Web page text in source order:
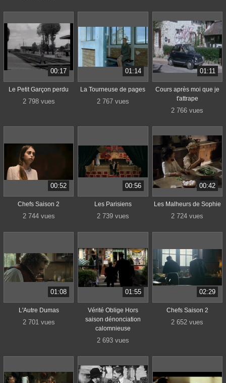
00:17
Le Petit Garçon perdu
2 798 vues
01:14
La Tourneuse de pages
2 767 vues
01:11
Cours après moi que je
t'attrape
2 766 vues
00:52
Chefs Saison 2
2 744 vues
00:56
Les Parisiens
2 739 vues
00:42
Les Malheurs de Sophie
2 724 vues
01:08
L'Autre Dumas
2 701 vues
01:55
Vérité Oblige Hors
saison dénonciation
calomnieuse
2 693 vues
02:29
Chefs Saison 2
2 652 vues